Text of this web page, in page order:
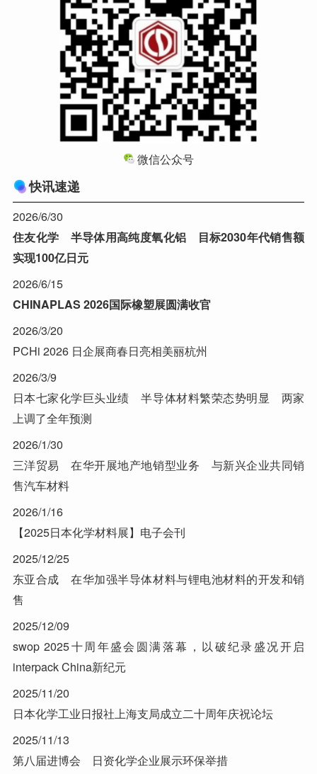
微信公众号
快讯速递
2026/6/30
住友化学 半导体用高纯度氧化铝 目标2030年代销售额
实现100亿日元
2026/6/15
CHINAPLAS 2026国际橡塑展圆满收官
2026/3/20
PCHi 2026 日企展商春日亮相美丽杭州
2026/3/9
日本七家化学巨头业绩 半导体材料繁荣态势明显 两家
上调了全年预测
2026/1/30
三洋贸易 在华开展地产地销型业务 与新兴企业共同销
售汽车材料
2026/1/16
【2025日本化学材料展】电子会刊
2025/12/25
东亚合成 在华加强半导体材料与锂电池材料的开发和销
售
2025/12/09
swop 2025十周年盛会圆满落幕，以破纪录盛况开启
interpack China新纪元
2025/11/20
日本化学工业日报社上海支局成立二十周年庆祝论坛
2025/11/13
第八届进博会 日资化学企业展示环保举措